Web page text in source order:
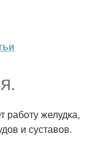
работу желудка,
и суставов.